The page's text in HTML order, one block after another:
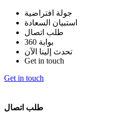
جولة افتراضية
استبيان السعادة
طلب اتصال
بوابة 360
تحدث إلينا الآن
Get in touch
Get in touch
طلب اتصال